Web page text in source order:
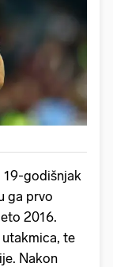
19-godišnjak
ga prvo
2016.
te
Nakon